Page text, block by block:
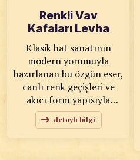
Renkli Vav
Kafaları Levha
Klasik hat sanatının
modern yorumuyla
hazırlanan bu özgün eser,
canlı renk geçişleri ve
akıcı form yapısıyla
bulunduğu ortama enerjik
ve estetik bir karakter
kazandırıyor. KOD: 0169
detaylı bilgi